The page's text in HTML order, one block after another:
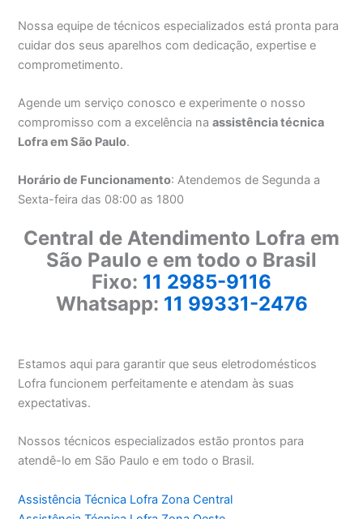
Nossa equipe de técnicos especializados está pronta para
cuidar dos seus aparelhos com dedicação, expertise e
comprometimento.
Agende um serviço conosco e experimente o nosso
compromisso com a excelência naassistência técnica
Lofra em São Paulo.
Horário de Funcionamento: Atendemos de Segunda a
Sexta-feira das 08:00 as 1800
Central de Atendimento Lofra em
São Paulo e em todo o Brasil
Fixo: 11 2985-9116
Whatsapp: 11 99331-2476
Estamos aqui para garantir que seus eletrodomésticos
Lofra funcionem perfeitamente e atendam às suas
expectativas.
Nossos técnicos especializados estão prontos para
atendê-lo em São Paulo e em todo o Brasil.
Assistência Técnica Lofra Zona Central